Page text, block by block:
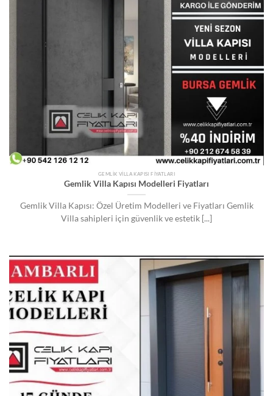
GEMLIK VILLA KAPISI FIYATLARI
Gemlik Villa Kapısı Modelleri Fiyatları
Gemlik Villa Kapısı: Özel Üretim Modelleri ve Fiyatları Gemlik
Villa sahipleri için güvenlik ve estetik [...]